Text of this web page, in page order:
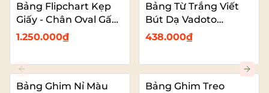
Bảng Flipchart Kẹp
Giấy - Chân Oval Gấp
Gọn - Bảng Đào Tạo
1.250.000₫
Bảng Từ Trắng Viết
Bút Dạ Vadoto
EcoTech
438.000₫
Bảng Ghim Nỉ Màu
Bảng Ghim Treo